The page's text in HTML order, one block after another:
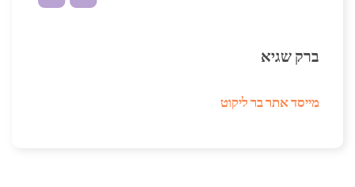
ברק שגיא
מייסד אתר בר ליקוט